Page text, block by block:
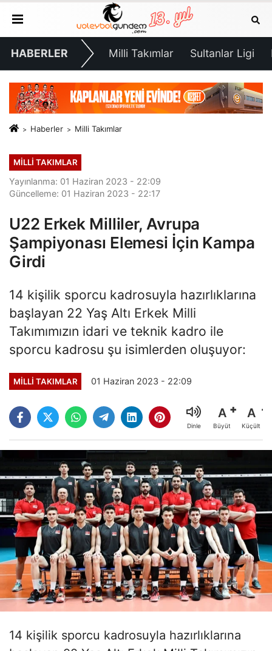
HABERLER Milli Takımlar Sultanlar Ligi
Haberler Milli Takımlar
MILLI TAKIMLAR
Yayınlanma: 01 Haziran 2023 - 22:09
Güncelleme: 01 Haziran 2023 - 22:17
U22 Erkek Milliler, Avrupa
Şampiyonası Elemesi İçin Kampa
Girdi
14 kişilik sporcu kadrosuyla hazırlıklarına
başlayan 22 Yaş Altı Erkek Milli
Takımımızın idari ve teknik kadro ile
sporcu kadrosu şu isimlerden oluşuyor:
MILLI TAKIMLAR 01 Haziran 2023 - 22:09
Dinle
A
Büyüt
A
Küçült
14 kişilik sporcu kadrosuyla hazırlıklarına